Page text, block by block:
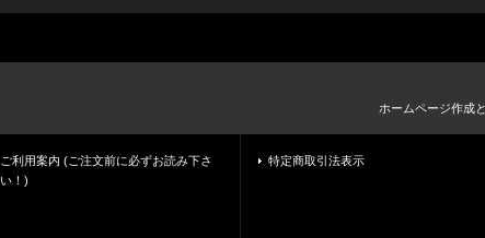
ホームページ作成
ご利用案内 (ご注文前に必ずお読み下さ
い！)
特定商取引法表示